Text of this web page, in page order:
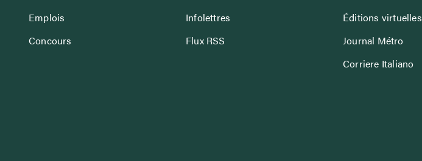
Emplois
Concours
Infolettres
Flux RSS
Éditions virtuelles
Journal Métro
Corriere Italiano